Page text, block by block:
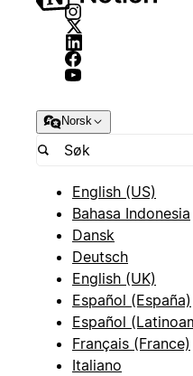
Norsk
English (US)
Bahasa Indonesia
Dansk
Deutsch
English (UK)
Español (España)
Español
Français (France)
Italiano